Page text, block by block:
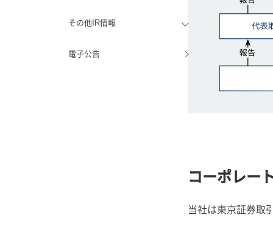
その他IR情報
電子公告
コーポレー
当社は東京証券取